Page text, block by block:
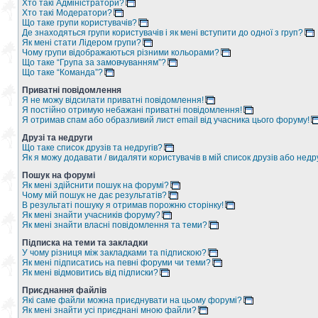
Хто такі Адміністратори?
Хто такі Модератори?
Що таке групи користувачів?
Де знаходяться групи користувачів і як мені вступити до одної з груп?
Як мені стати Лідером групи?
Чому групи відображаються різними кольорами?
Що таке “Група за замовчуванням”?
Що таке “Команда”?
Приватні повідомлення
Я не можу відсилати приватні повідомлення!
Я постійно отримую небажані приватні повідомлення!
Я отримав спам або образливий лист email від учасника цього форуму!
Друзі та недруги
Що таке список друзів та недругів?
Як я можу додавати / видаляти користувачів в мій список друзів або
Пошук на форумі
Як мені здійснити пошук на форумі?
Чому мій пошук не дає результатів?
В результаті пошуку я отримав порожню сторінку!
Як мені знайти учасників форуму?
Як мені знайти власні повідомлення та теми?
Підписка на теми та закладки
У чому різниця між закладками та підпискою?
Як мені підписатись на певні форуми чи теми?
Як мені відмовитись від підписки?
Приєднання файлів
Які саме файли можна приєднувати на цьому форумі?
Як мені знайти усі приєднані мною файли?